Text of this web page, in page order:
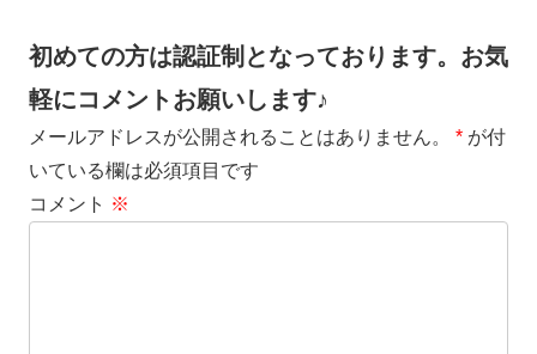
初めての方は認証制となっております。お気
軽にコメントお願いします♪
メールアドレスが公開されることはありません。 * が付
いている欄は必須項目です
コメント ※